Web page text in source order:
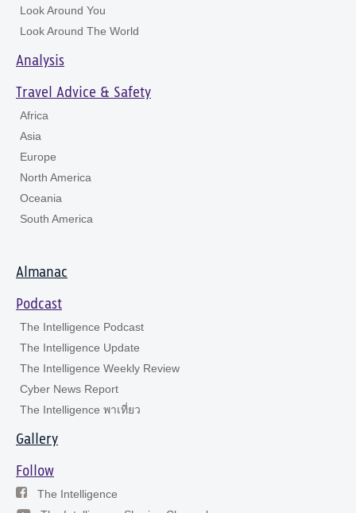
Look Around You
Look Around The World
Analysis
Travel Advice & Safety
Africa
Asia
Europe
North America
Oceania
South America
Almanac
Podcast
The Intelligence Podcast
The Intelligence Update
The Intelligence Weekly Review
Cyber News Report
The Intelligence พาเที่ยว
Gallery
Follow
The Intelligence